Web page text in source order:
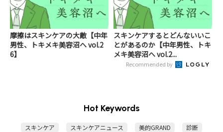
摩擦はスキンケアの大敵【中年
男性、トキメキ美容沼へ vol.2
6】
スキンケアするとどんないいこ
とがあるのか【中年男性、トキ
メキ美容沼へ vol.2...
Recommended by
Hot Keywords
スキンケア スキンケアニュース 美的GRAND
診断